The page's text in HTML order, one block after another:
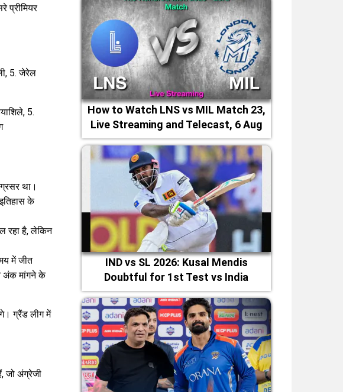
प्रीमियर
5. जेरेल
5.
था।
के
रहा है, लेकिन
में जीत
अंक मांगने के
ग्रैंड लीग में
जो अंग्रेजी
How to Watch LNS vs MIL Match 23,
Live Streaming and Telecast, 6 Aug
2026
IND vs SL 2026: Kusal Mendis
Doubtful for 1st Test vs India